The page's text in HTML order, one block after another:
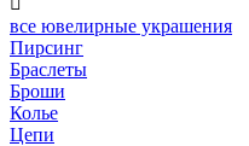
все ювелирные украшения
Пирсинг
Браслеты
Броши
Колье
Цепи